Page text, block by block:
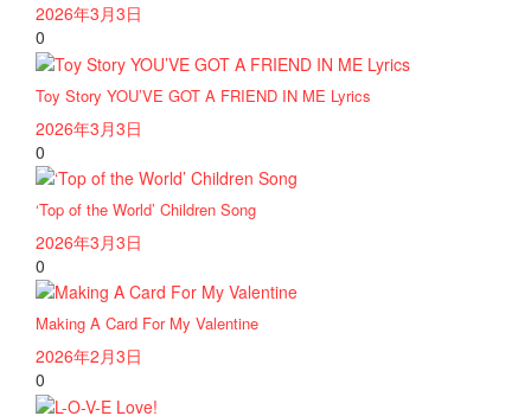
2026年3月3日
0
Toy Story YOU’VE GOT A FRIEND IN ME Lyrics
2026年3月3日
0
‘Top of the World’ Children Song
2026年3月3日
0
Making A Card For My Valentine
2026年2月3日
0